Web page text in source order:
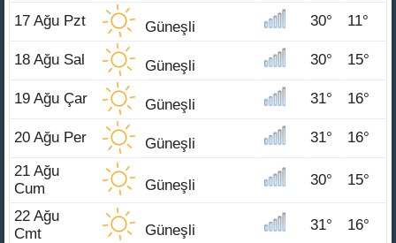
17 Ağu Pzt Güneşli 30° 11°
18 Ağu Sal Güneşli 30° 15°
19 Ağu Çar Güneşli 31° 16°
20 Ağu Per Güneşli 31°
16°
21 Ağu
Cum
Güneşli 30° 15°
22 Ağu
Cmt
Güneşli 31° 16°